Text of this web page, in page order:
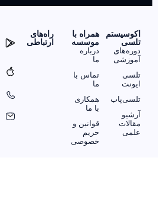
اکوسیستم
تلسی
دوره‌های
آموزشی
تلسی
ایونت
تلسی‌پاب
آرشیو
مقالات
علمی
همراه با
موسسه
درباره
ما
تماس با
ما
همکاری
با ما
قوانین و
حریم
خصوصی
را‌ه‌های
ارتباطی